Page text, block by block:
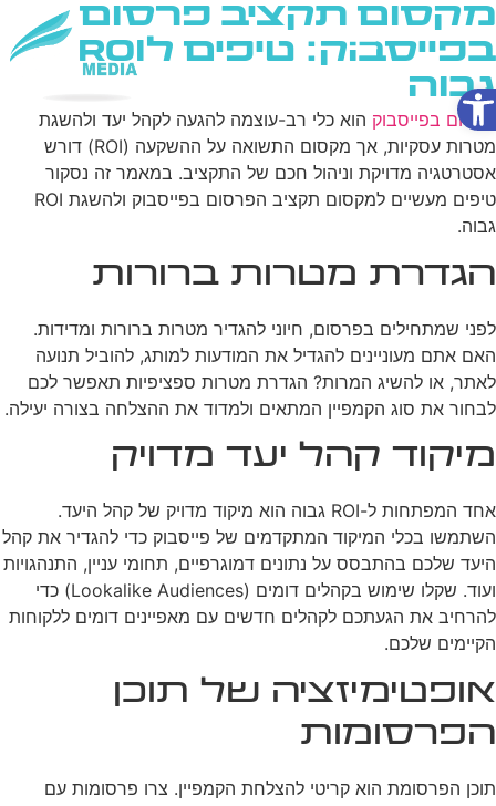
פתח סרגל נגישות
מקסום תקציב פרסום
בפייסבוק: טיפים לROI
גבוה
פרסום בפייסבוק הוא כלי רב-עוצמה להגעה לקהל יעד ולהשגת
מטרות עסקיות, אך מקסום התשואה על ההשקעה (ROI) דורש
אסטרטגיה מדויקת וניהול חכם של התקציב. במאמר זה נסקור
טיפים מעשיים למקסום תקציב הפרסום בפייסבוק ולהשגת ROI
גבוה.
הגדרת מטרות ברורות
לפני שמתחילים בפרסום, חיוני להגדיר מטרות ברורות ומדידות.
האם אתם מעוניינים להגדיל את המודעות למותג, להוביל תנועה
לאתר, או להשיג המרות? הגדרת מטרות ספציפיות תאפשר לכם
לבחור את סוג הקמפיין המתאים ולמדוד את ההצלחה בצורה יעילה.
מיקוד קהל יעד מדויק
אחד המפתחות ל-ROI גבוה הוא מיקוד מדויק של קהל היעד.
השתמשו בכלי המיקוד המתקדמים של פייסבוק כדי להגדיר את קהל
היעד שלכם בהתבסס על נתונים דמוגרפיים, תחומי עניין, התנהגויות
ועוד. שקלו שימוש בקהלים דומים (Lookalike Audiences) כדי
להרחיב את הגעתכם לקהלים חדשים עם מאפיינים דומים ללקוחות
הקיימים שלכם.
אופטימיזציה של תוכן
הפרסומות
תוכן הפרסומת הוא קריטי להצלחת הקמפיין. צרו פרסומות עם